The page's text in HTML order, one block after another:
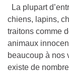
La plupart
chiens, lapins,
traitons comme
animaux
beaucoup à nos
existe de